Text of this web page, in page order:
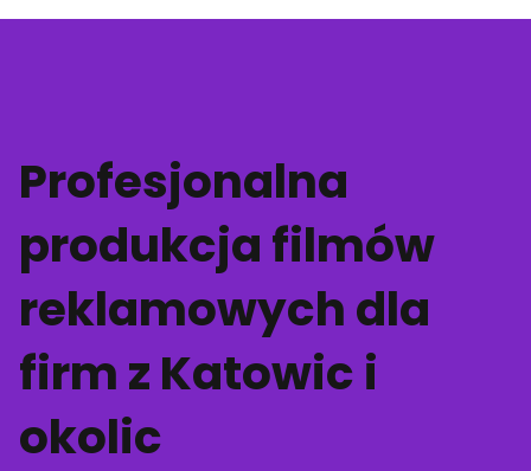
Profesjonalna
produkcja filmów
reklamowych dla
firm z Katowic i
okolic